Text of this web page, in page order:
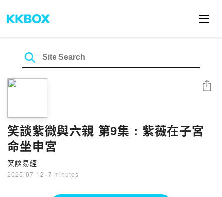
笑談紫微與六親 第9集 : 紫薇在子宮
命坐申宮
笑談易經
2025-07-12 · 7 minutes
Share